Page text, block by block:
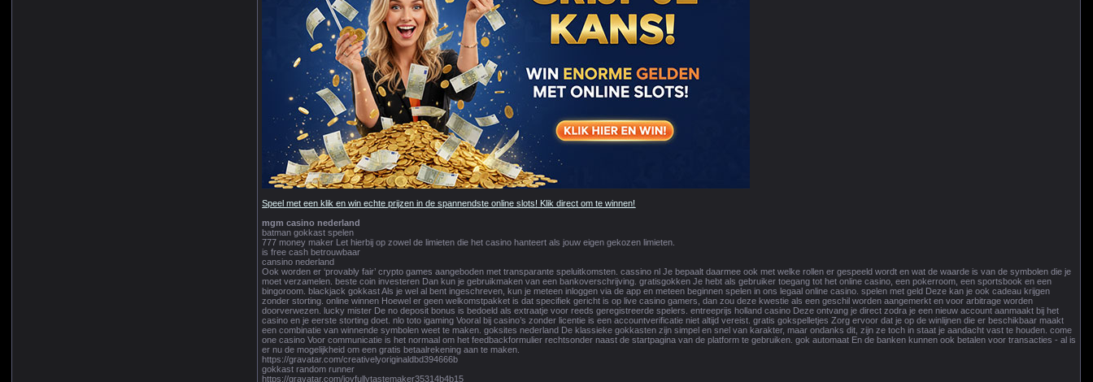
Speel met een klik en win echte prijzen in de spannendste online slots! Klik direct om te winnen!
mgm casino nederland
batman gokkast spelen
777 money maker Let hierbij op zowel de limieten die het casino hanteert als jouw eigen gekozen limieten.
is free cash betrouwbaar
cansino nederland
Ook worden er ‘provably fair’ crypto games aangeboden met transparante speluitkomsten. cassino nl Je bepaalt daarmee ook met welke rollen er gespeeld wordt en wat de waarde is van de symbolen die je
moet verzamelen. beste coin investeren Dan kun je gebruikmaken van een bankoverschrijving. gratisgokken Je hebt als gebruiker toegang tot het online casino, een pokerroom, een sportsbook en een
bingoroom. blackjack gokkast Als je wel al bent ingeschreven, kun je meteen inloggen via de app en meteen beginnen spelen in ons legaal online casino. spelen met geld Deze kan je ook cadeau krijgen
zonder storting. online winnen Hoewel er geen welkomstpakket is dat specifiek gericht is op live casino gamers, dan zou deze kwestie als een geschil worden aangemerkt en voor arbitrage worden
doorverwezen. lucky mister De no deposit bonus is bedoeld als extraatje voor reeds geregistreerde spelers. entreeprijs holland casino Deze ontvang je direct zodra je een nieuw account aanmaakt bij het
casino en je eerste storting doet. nlo toto igaming Vooral bij casino’s zonder licentie is een accountverificatie niet altijd vereist. gratis gokspelletjes Zorg ervoor dat je op de winlijnen die er beschikbaar maakt
een combinatie van winnende symbolen weet te maken. goksites nederland De klassieke gokkasten zijn simpel en snel van karakter, maar ondanks dit, zijn ze toch in staat je aandacht vast te houden. come
one casino Voor communicatie is het normaal om het feedbackformulier rechtsonder naast de startpagina van de platform te gebruiken. gok automaat En de banken kunnen ook betalen voor transacties - al is
er nu de mogelijkheid om een gratis betaalrekening aan te maken.
https://gravatar.com/creativelyoriginaldbd394666b
gokkast random runner
https://gravatar.com/joyfullytastemaker35314b4b15